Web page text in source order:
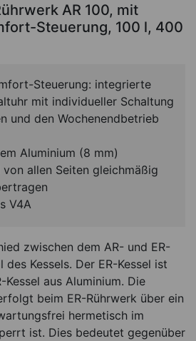
AR 100, mit
Steuerung, 100 l, 400
Steuerung: integrierte
mit individueller Schaltung
und den Wochenendbetrieb
Aluminium (8 mm)
allen Seiten gleichmäßig
V4A
zwischen dem AR- und ER-
Kessels. Der ER-Kessel ist
Kessel aus Aluminium. Die
beim ER-Rührwerk über ein
hermetisch im
ist. Dies bedeutet gegenüber